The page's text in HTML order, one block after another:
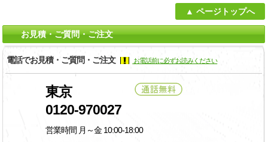
ページトップへ
お見積・ご質問・ご注文
電話でお見積・ご質問・ご注文 お電話前に必ずお読みください
東京
0120-970027
営業時間 月～金 10:00-18:00